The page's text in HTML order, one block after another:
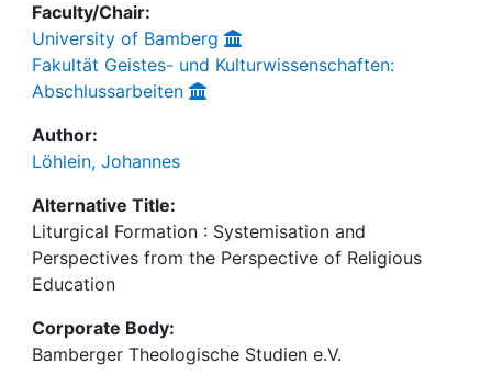
Faculty/Chair:
University of Bamberg
Fakultät Geistes- und Kulturwissenschaften:
Abschlussarbeiten
Author:
Löhlein, Johannes
Alternative Title:
Liturgical Formation : Systemisation and
Perspectives from the Perspective of Religious
Education
Corporate Body:
Bamberger Theologische Studien e.V.